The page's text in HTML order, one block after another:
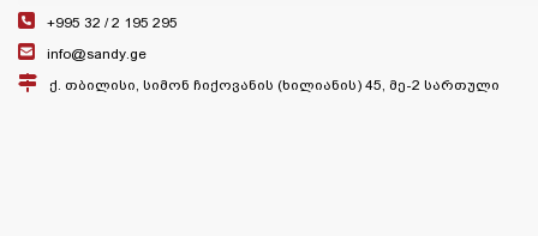
+995 32 /2 195 295
info@sandy.ge
ქ. თბილისი, სიმონ ჩიქოვანის (ხილიანის) 45, მე-2 სართული